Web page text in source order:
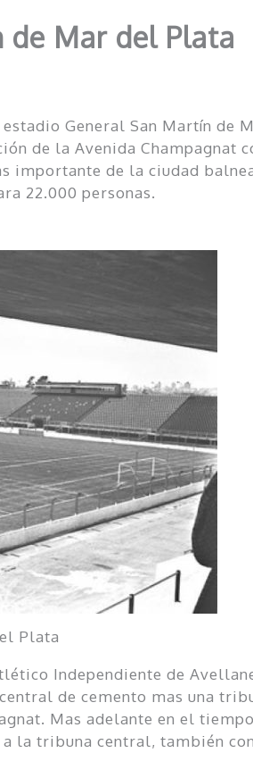
de Mar del Plata
General San Martín de
de la Avenida Champagnat
importante de la ciudad
22.000 personas.
Plata
Independiente de
de cemento mas una
Mas adelante en el
la tribuna central, también